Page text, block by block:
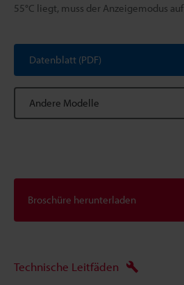
55°C liegt, muss der Anzeigemodus auf
Datenblatt (PDF)
Andere Modelle
Broschüre herunterladen
Technische Leitfäden